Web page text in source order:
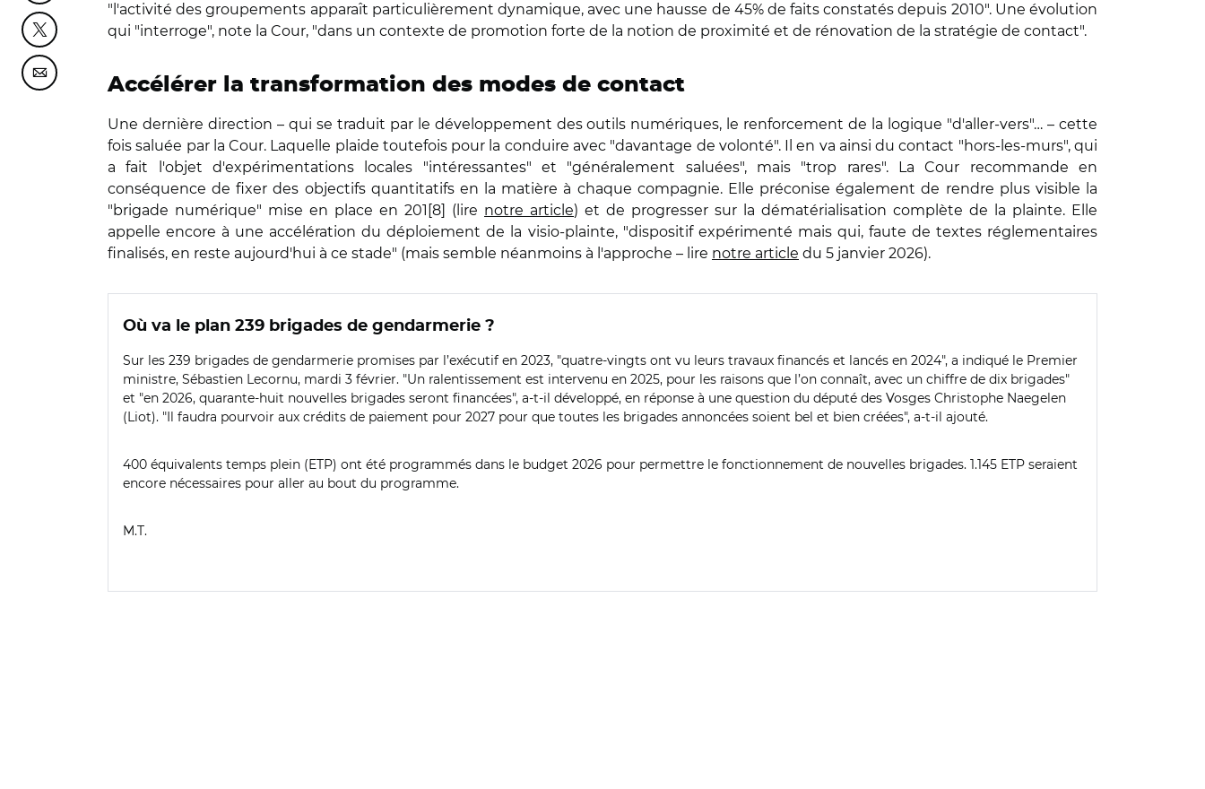
Partager cette page sur Twitter
Partager cette page sur Courriel
"l'activité des groupements apparaît particulièrement dynamique, avec une hausse de 45% de faits constatés depuis 2010". Une évolution
qui "interroge", note la Cour, "dans un contexte de promotion forte de la notion de proximité et de rénovation de la stratégie de contact".
Accélérer la transformation des modes de contact
Une dernière direction – qui se traduit par le développement des outils numériques, le renforcement de la logique "d'aller-vers"… – cette
fois saluée par la Cour. Laquelle plaide toutefois pour la conduire avec "davantage de volonté". Il en va ainsi du contact "hors-les-murs", qui
a fait l'objet d'expérimentations locales "intéressantes" et "généralement saluées", mais "trop rares". La Cour recommande en
conséquence de fixer des objectifs quantitatifs en la matière à chaque compagnie. Elle préconise également de rendre plus visible la
"brigade numérique" mise en place en 201[8] (lire notre article) et de progresser sur la dématérialisation complète de la plainte. Elle
appelle encore à une accélération du déploiement de la visio-plainte, "dispositif expérimenté mais qui, faute de textes réglementaires
finalisés, en reste aujourd'hui à ce stade" (mais semble néanmoins à l'approche – lire notre article du 5 janvier 2026).
Où va le plan 239 brigades de gendarmerie ?
Sur les 239 brigades de gendarmerie promises par l’exécutif en 2023, "quatre-vingts ont vu leurs travaux financés et lancés en 2024", a indiqué le Premier
ministre, Sébastien Lecornu, mardi 3 février. "Un ralentissement est intervenu en 2025, pour les raisons que l’on connaît, avec un chiffre de dix brigades"
et "en 2026, quarante-huit nouvelles brigades seront financées", a-t-il développé, en réponse à une question du député des Vosges Christophe Naegelen
(Liot). "Il faudra pourvoir aux crédits de paiement pour 2027 pour que toutes les brigades annoncées soient bel et bien créées", a-t-il ajouté.
400 équivalents temps plein (ETP) ont été programmés dans le budget 2026 pour permettre le fonctionnement de nouvelles brigades. 1.145 ETP seraient
encore nécessaires pour aller au bout du programme.
M.T.